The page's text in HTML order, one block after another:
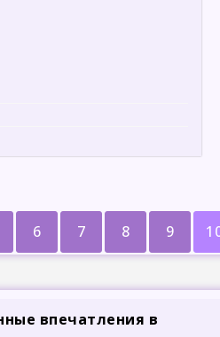
6 7 8 9
впечатления в